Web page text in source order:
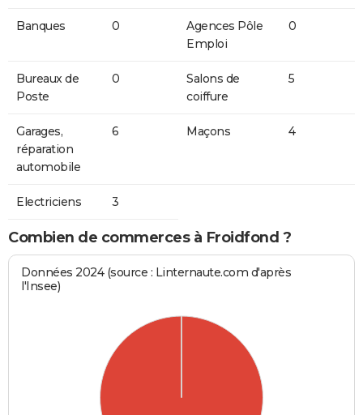
Banques 0
Agences Pôle
Emploi
0
Bureaux de
Poste
0
Salons de
coiffure
5
Garages,
réparation
automobile
6 Maçons 4
Electriciens 3
Combien de commerces à Froidfond ?
Données 2024 (source : Linternaute.com d'après
l'Insee)